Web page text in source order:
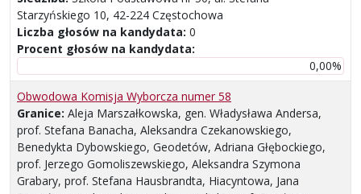
Starzyńskiego 10, 42-224 Częstochowa
Liczba głosów na kandydata: 0
Procent głosów na kandydata:
0,00%
Obwodowa Komisja Wyborcza numer 58
Granice: Aleja Marszałkowska, gen. Władysława Andersa,
prof. Stefana Banacha, Aleksandra Czekanowskiego,
Benedykta Dybowskiego, Geodetów, Adriana Głębockiego,
prof. Jerzego Gomoliszewskiego, Aleksandra Szymona
Grabary, prof. Stefana Hausbrandta, Hiacyntowa, Jana